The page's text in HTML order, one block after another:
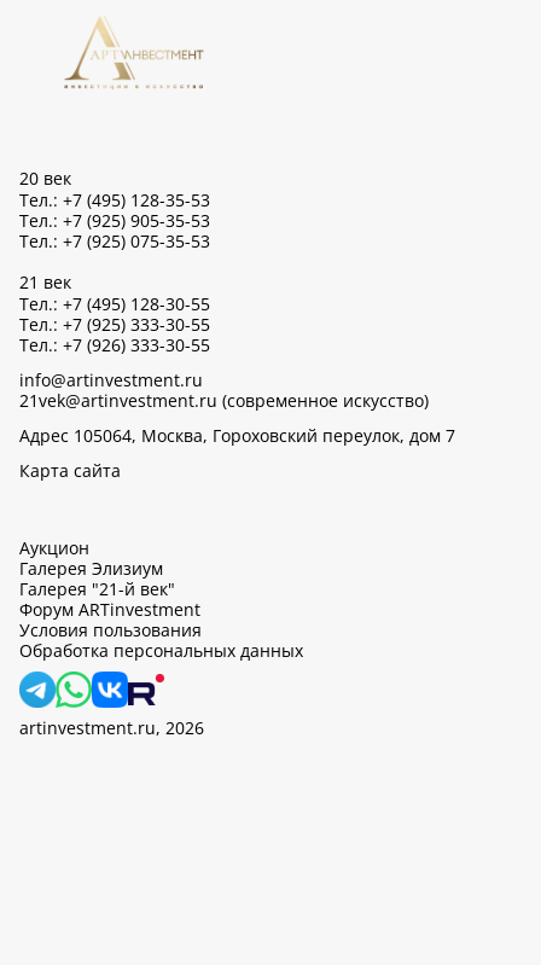
20 век
Тел.: +7 (495) 128-35-53
Тел.: +7 (925) 905-35-53
Тел.: +7 (925) 075-35-53
21 век
Тел.: +7 (495) 128-30-55
Тел.: +7 (925) 333-30-55
Тел.: +7 (926) 333-30-55
info@artinvestment.ru
21vek@artinvestment.ru (современное искусство)
Адрес 105064, Москва, Гороховский переулок, дом 7
Карта сайта
Аукцион
Галерея Элизиум
Галерея "21-й век"
Форум ARTinvestment
Условия пользования
Обработка персональных данных
artinvestment.ru, 2026